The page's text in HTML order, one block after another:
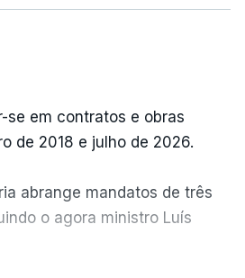
se em contratos e obras
de 2018 e julho de 2026.
abrange mandatos de três
o agora ministro Luís